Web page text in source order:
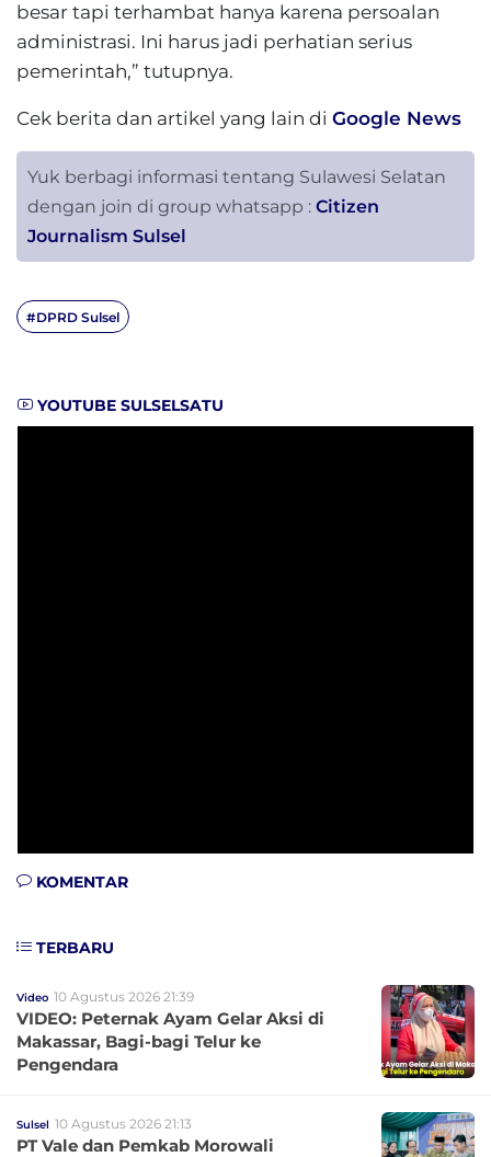
besar tapi terhambat hanya karena persoalan
administrasi. Ini harus jadi perhatian serius
pemerintah,” tutupnya.
Cek berita dan artikel yang lain di Google News
Yuk berbagi informasi tentang Sulawesi Selatan
dengan join di group whatsapp : Citizen
Journalism Sulsel
#DPRD Sulsel
YOUTUBE SULSELSATU
KOMENTAR
TERBARU
Video 10 Agustus 2026 21:39
VIDEO: Peternak Ayam Gelar Aksi di
Makassar, Bagi-bagi Telur ke
Pengendara
Sulsel 10 Agustus 2026 21:13
PT Vale dan Pemkab Morowali